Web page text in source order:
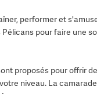
performer et
pour faire une
proposés pour offrir
niveau. La